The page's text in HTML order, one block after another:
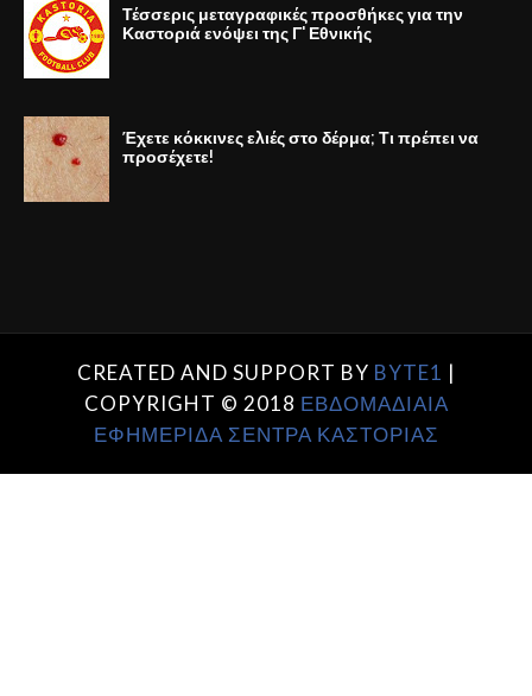
Τέσσερις μεταγραφικές προσθήκες για την
Καστοριά ενόψει της Γ' Εθνικής
Έχετε κόκκινες ελιές στο δέρμα; Τι πρέπει να
προσέχετε!
CREATED AND SUPPORT BY BYTE1 |
COPYRIGHT © 2018 ΕΒΔΟΜΑΔΙΑΙΑ
ΕΦΗΜΕΡΙΔΑ ΣΕΝΤΡΑ ΚΑΣΤΟΡΙΑΣ